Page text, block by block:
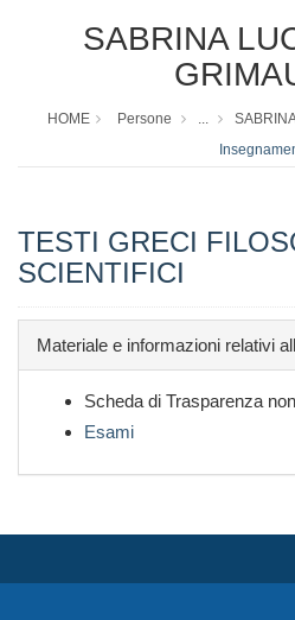
SABRINA
HOME Persone ...
TESTI GRECI
SCIENTIFICI
Materiale e informazioni relativi
Scheda di Trasparenza
Esami